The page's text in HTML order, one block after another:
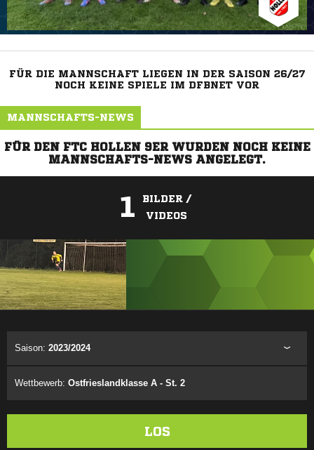
FÜR DIE MANNSCHAFT LIEGEN IN DER SAISON 26/27
NOCH KEINE SPIELE IM DFBNET VOR
MANNSCHAFTS-NEWS
FÜR DEN FTC HOLLEN 9ER WURDEN NOCH KEINE
MANNSCHAFTS-NEWS ANGELEGT.
1
BILDER /
VIDEOS
Saison: 2023/2024
Wettbewerb: Ostfrieslandklasse A - St. 2
LOS